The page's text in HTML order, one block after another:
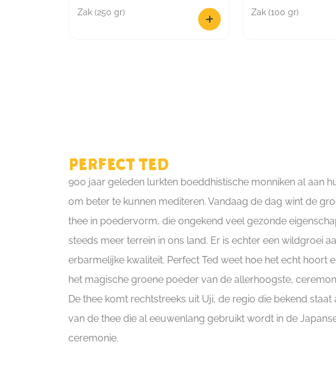
Zak (250 gr) Zak (100 gr)
Perfect Ted
900 jaar geleden lurkten boeddhistische monniken al aan
om beter te kunnen mediteren. Vandaag de dag wint de
thee in poedervorm, die ongekend veel gezonde
steeds meer terrein in ons land. Er is echter een wildgroei
erbarmelijke kwaliteit. Perfect Ted weet hoe het echt hoort
het magische groene poeder van de allerhoogste,
De thee komt rechtstreeks uit Uji, de regio die bekend staat
van de thee die al eeuwenlang gebruikt wordt in de
ceremonie.